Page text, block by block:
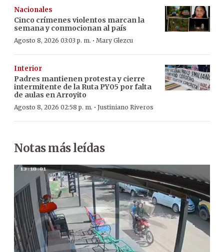
Nacionales
Cinco crímenes violentos marcan la
semana y conmocionan al país
Agosto 8, 2026 03:03 p. m. · Mary Glezcu
Interior
Padres mantienen protesta y cierre
intermitente de la Ruta PY05 por falta
de aulas en Arroyito
Agosto 8, 2026 02:58 p. m. · Justiniano Riveros
Notas más leídas